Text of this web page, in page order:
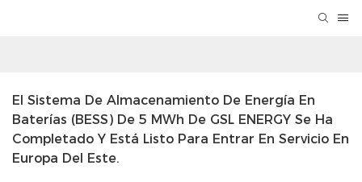
El Sistema De Almacenamiento De Energía En
Baterías (BESS) De 5 MWh De GSL ENERGY Se Ha
Completado Y Está Listo Para Entrar En Servicio En
Europa Del Este.